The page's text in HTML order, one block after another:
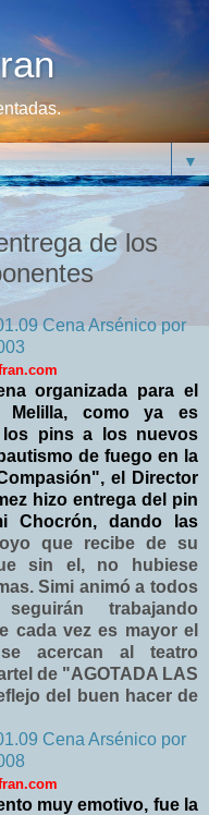
▼
de los
organizada para el
Melilla, como ya es
pins a los nuevos
de fuego en la
el Director
hizo entrega del pin
Chocrón, dando las
que recibe de su
sin el, no hubiese
Simi animó a todos
trabajando
cada vez es mayor el
acercan al teatro
de "AGOTADA LAS
del buen hacer de
muy emotivo, fue la